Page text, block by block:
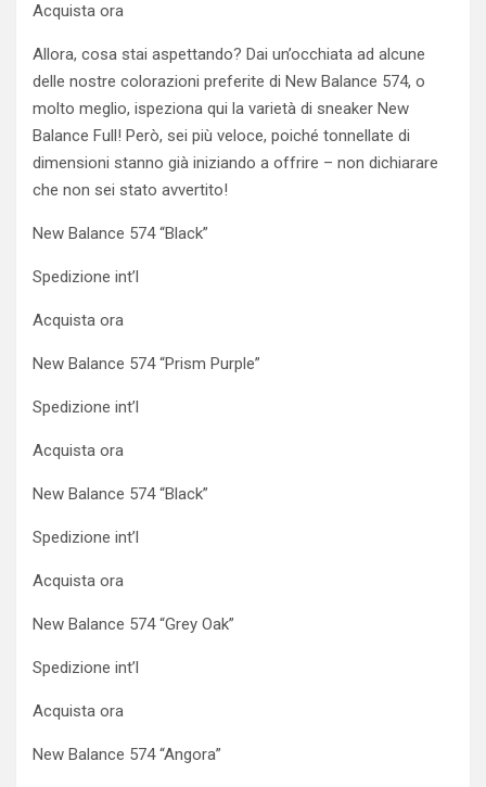
Acquista ora
Allora, cosa stai aspettando? Dai un’occhiata ad alcune
delle nostre colorazioni preferite di New Balance 574, o
molto meglio, ispeziona qui la varietà di sneaker New
Balance Full! Però, sei più veloce, poiché tonnellate di
dimensioni stanno già iniziando a offrire – non dichiarare
che non sei stato avvertito!
New Balance 574 “Black”
Spedizione int’l
Acquista ora
New Balance 574 “Prism Purple”
Spedizione int’l
Acquista ora
New Balance 574 “Black”
Spedizione int’l
Acquista ora
New Balance 574 “Grey Oak”
Spedizione int’l
Acquista ora
New Balance 574 “Angora”